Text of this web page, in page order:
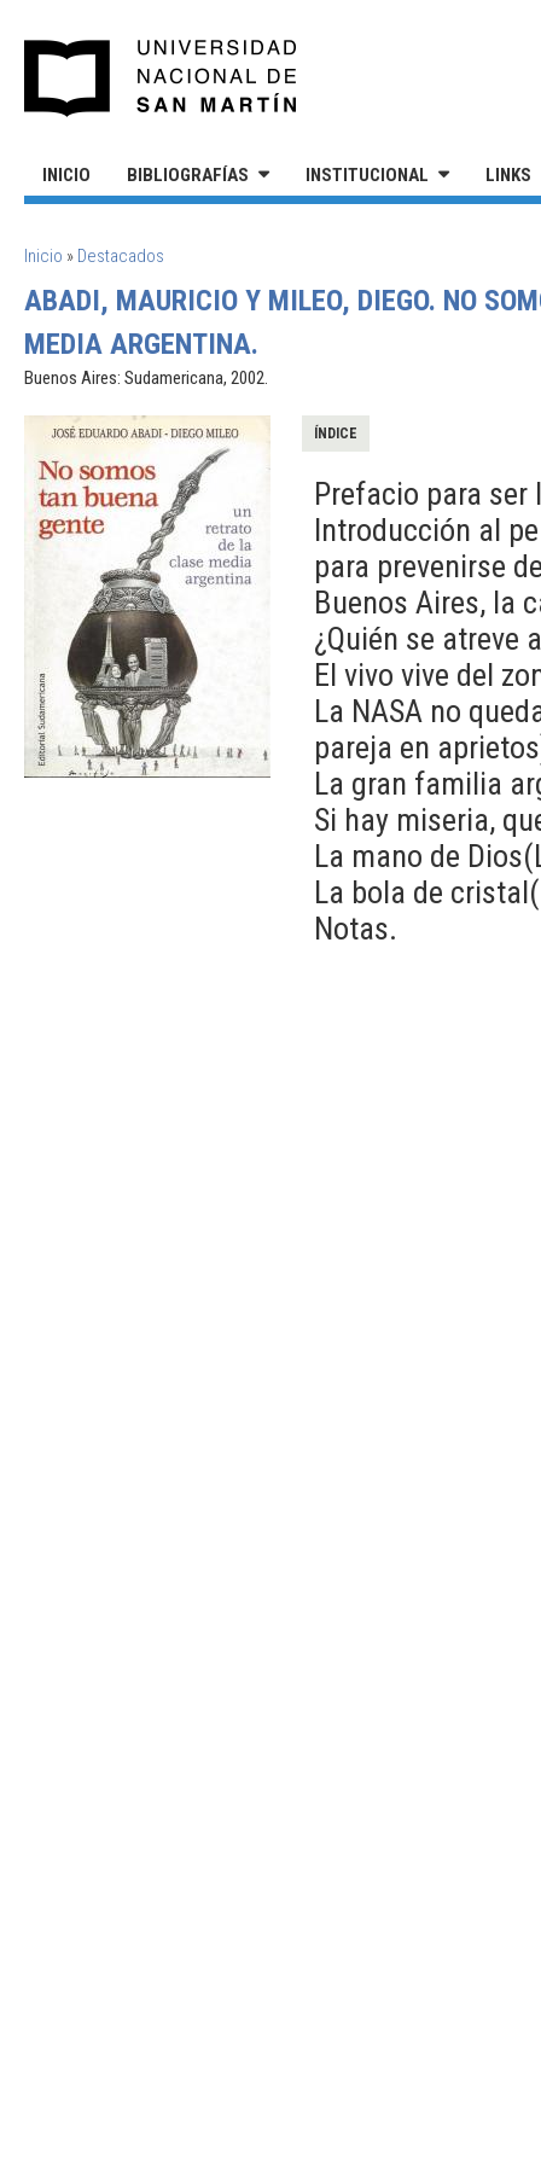
INICIO BIBLIOGRAFÍAS INSTITUCIONAL LINKS
SE ENCUENTRA USTED AQUÍ
Inicio » Destacados
ABADI, MAURICIO Y MILEO, DIEGO. NO
MEDIA ARGENTINA.
Buenos Aires: Sudamericana, 2002.
ÍNDICE
Prefacio para ser
Introducción al
para prevenirse
Buenos Aires, la
¿Quién se atreve
El vivo vive del
La NASA no
pareja en
La gran familia
Si hay miseria,
La mano de
La bola de
Notas.